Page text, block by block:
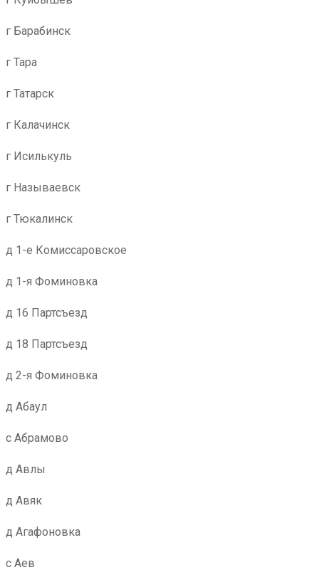
г Барабинск
г Тара
г Татарск
г Калачинск
г Исилькуль
г Называевск
г Тюкалинск
д 1-е Комиссаровское
д 1-я Фоминовка
д 16 Партсъезд
д 18 Партсъезд
д 2-я Фоминовка
д Абаул
с Абрамово
д Авлы
д Авяк
д Агафоновка
с Аев